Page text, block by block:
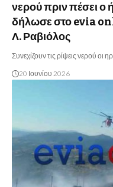
νερού πριν πέσει ο
δήλωσε στο evia
Λ. Ραβιόλος
Συνεχίζουν τις ρίψεις νερού οι
20 Ιουνίου 2026